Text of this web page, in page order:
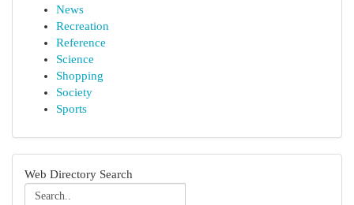
News
Recreation
Reference
Science
Shopping
Society
Sports
Web Directory Search